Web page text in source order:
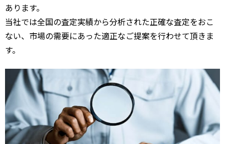
あります。
当社では全国の査定実績から分析された正確な査定をおこ
ない、市場の需要にあった適正なご提案を行わせて頂きま
す。